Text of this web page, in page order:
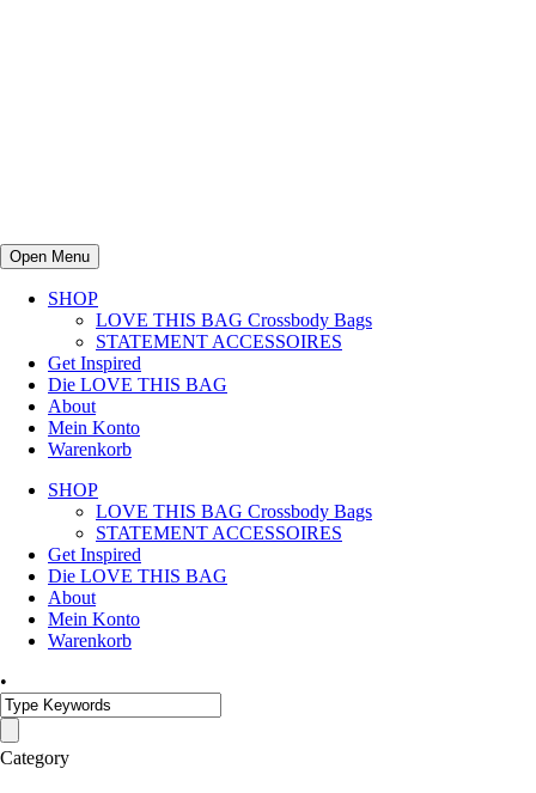
Open Menu
SHOP
LOVE THIS BAG Crossbody Bags
STATEMENT ACCESSOIRES
Get Inspired
Die LOVE THIS BAG
About
Mein Konto
Warenkorb
SHOP
LOVE THIS BAG Crossbody Bags
STATEMENT ACCESSOIRES
Get Inspired
Die LOVE THIS BAG
About
Mein Konto
Warenkorb
•
Category